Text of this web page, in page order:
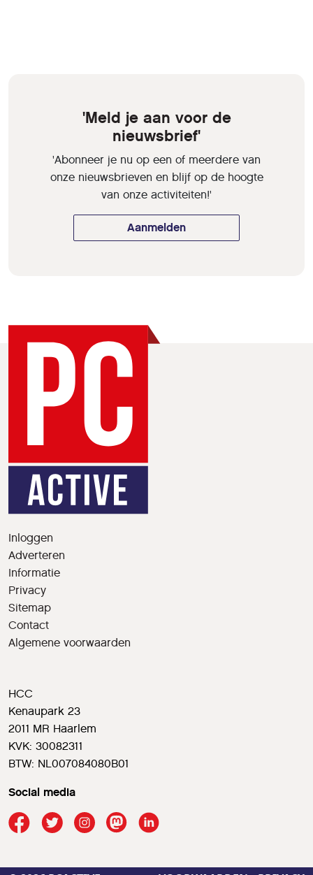
'Meld je aan voor de
nieuwsbrief'
'Abonneer je nu op een of meerdere van
onze nieuwsbrieven en blijf op de hoogte
van onze activiteiten!'
Aanmelden
Inloggen
Adverteren
Informatie
Privacy
Sitemap
Contact
Algemene voorwaarden
HCC
Kenaupark 23
2011 MR Haarlem
KVK: 30082311
BTW: NL007084080B01
Social media